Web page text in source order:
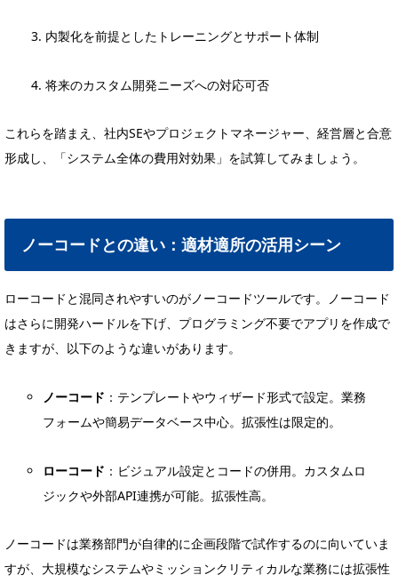
内製化を前提としたトレーニングとサポート体制
将来のカスタム開発ニーズへの対応可否
これらを踏まえ、社内SEやプロジェクトマネージャー、経営層と合意
形成し、「システム全体の費用対効果」を試算してみましょう。
ノーコードとの違い：適材適所の活用シーン
ローコードと混同されやすいのがノーコードツールです。ノーコード
はさらに開発ハードルを下げ、プログラミング不要でアプリを作成で
きますが、以下のような違いがあります。
ノーコード ：テンプレートやウィザード形式で設定。業務
フォームや簡易データベース中心。拡張性は限定的。
ローコード ：ビジュアル設定とコードの併用。カスタムロ
ジックや外部API連携が可能。拡張性高。
ノーコードは業務部門が自律的に企画段階で試作するのに向いていま
すが、大規模なシステムやミッションクリティカルな業務には拡張性